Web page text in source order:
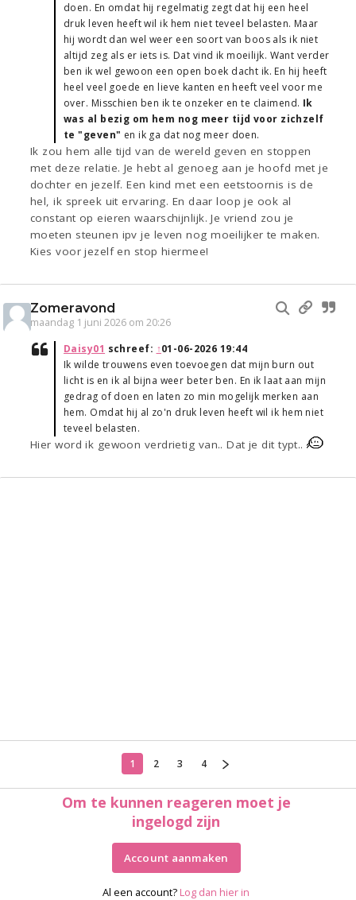
doen. En omdat hij regelmatig zegt dat hij een heel
druk leven heeft wil ik hem niet teveel belasten. Maar
hij wordt dan wel weer een soort van boos als ik niet
altijd zeg als er iets is. Dat vind ik moeilijk. Want verder
ben ik wel gewoon een open boek dacht ik. En hij heeft
heel veel goede en lieve kanten en heeft veel voor me
over. Misschien ben ik te onzeker en te claimend. Ik
was al bezig om hem nog meer tijd voor zichzelf
te "geven" en ik ga dat nog meer doen.
Ik zou hem alle tijd van de wereld geven en stoppen
met deze relatie. Je hebt al genoeg aan je hoofd met je
dochter en jezelf. Een kind met een eetstoornis is de
hel, ik spreek uit ervaring. En daar loop je ook al
constant op eieren waarschijnlijk. Je vriend zou je
moeten steunen ipv je leven nog moeilijker te maken.
Kies voor jezelf en stop hiermee!
Zomeravond
maandag 1 juni 2026 om 20:26
Daisy01 schreef: ↑01-06-2026 19:44
Ik wilde trouwens even toevoegen dat mijn burn out
licht is en ik al bijna weer beter ben. En ik laat aan mijn
gedrag of doen en laten zo min mogelijk merken aan
hem. Omdat hij al zo'n druk leven heeft wil ik hem niet
teveel belasten.
Hier word ik gewoon verdrietig van.. Dat je dit typt..
1 2 3 4
Om te kunnen reageren moet je
ingelogd zijn
Account aanmaken
Al een account? Log dan hier in